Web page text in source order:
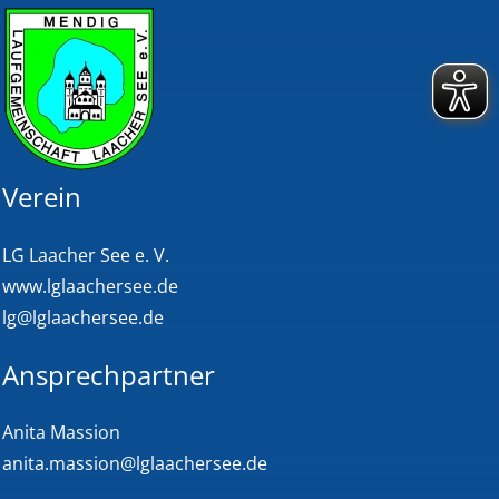
Verein
LG Laacher See e. V.
www.lglaachersee.de
lg@lglaachersee.de
Ansprechpartner
Anita Massion
anita.massion@lglaachersee.de